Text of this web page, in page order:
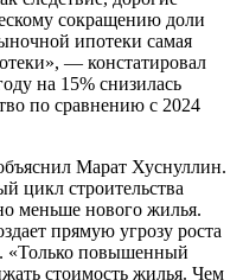
сокращению доли
ипотеки самая
— констатировал
на 15% снизилась
по сравнению с 2024
Марат Хуснуллин.
цикл строительства
меньше нового жилья.
прямую угрозу роста
«Только повышенный
стоимость жилья. Чем